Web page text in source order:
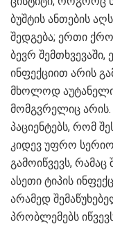
ბუშტის ანთების
შედგება; ერთი
ბევრ
ინფექციით არის
მხოლოდ
მომგვრელიც არის.
პაციენტებს, რომ
კიდევ უფრო
გამოიწვევს,
ასეთი ტიპის
არამედ
პრობლემებს